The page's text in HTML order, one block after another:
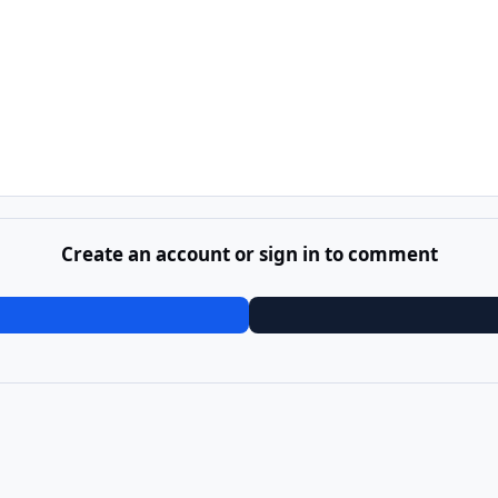
Create an account or sign in to comment